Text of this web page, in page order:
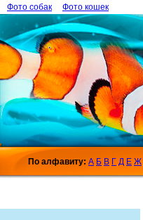
Фото собак Фото кошек
По алфавиту: А Б В Г Д Е Ж